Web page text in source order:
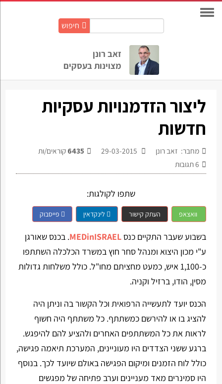
חיפוש
זאב רונן
מצוינות בעסקים
ליצור הזדמנויות עסקיות
חדשות
מחבר: זאב רונן 6435 קוראים/ות
6תגובות
שתפו לקולגות:
וואצאפ העתק קישור לינקדאין פייסבוק
בשבוע שעבר התקיים כנס MEDinISRAEL. בכנס שאורגן
ע"י מכון היצוא ומנהל סחר חוץ במשרד הכלכלה השתתפו
כ-1,100 איש, כמעט מחציתם מחו"ל. כולל משלחות גדולות
מסין, הודו, ברזיל וקניה.
הכנס יועד לתעשייה הרפואית וכל הקשור בה וניתן היה
להציג בו או להירשם כמשתתף. כל משתתף היה חשוף
לראות את כל המשתתפים האחרים ולהציע להם להיפגש.
ברגע ששני הצדדים היו מעוניינים, המערכת תיאמה פגישה,
כולל לוח הזמנים ומיקום הפגישה באולם שיועד לכך. בנוסף
היו סמינרים מאד מעניינים וערב פתיחה של מפגשים